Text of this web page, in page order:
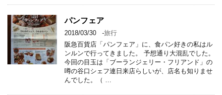
パンフェア
2018/03/30 -旅行
阪急百貨店「パンフェア」に、食パン好きの私はル
ンルンで行ってきました。 予想通り大混乱でした。
今回の目玉は「ブーランジェリー・フリアンド」の
噂の谷口シェフ連日来店らしいが、店名も知りませ
んでした。（ …